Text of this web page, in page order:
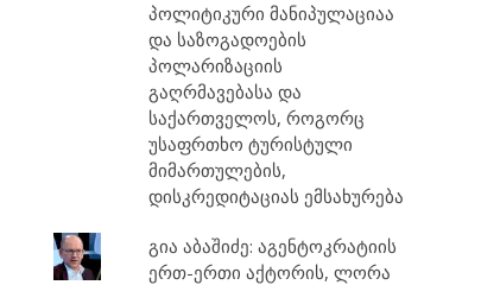
პოლიტიკური მანიპულაციაა
და საზოგადოების
პოლარიზაციის
გაღრმავებასა და
საქართველოს, როგორც
უსაფრთხო ტურისტული
მიმართულების,
დისკრედიტაციას ემსახურება
გია აბაშიძე: აგენტოკრატიის
ერთ-ერთი აქტორის, ლორა